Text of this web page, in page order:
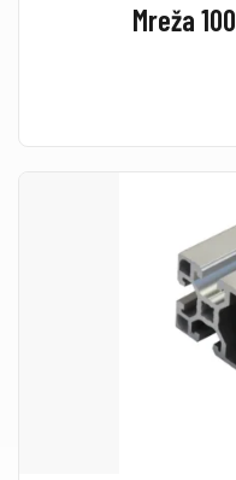
Mreža